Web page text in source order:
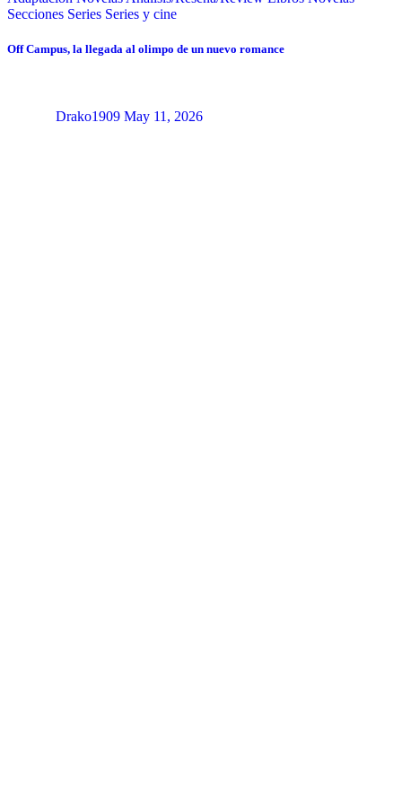
Secciones Series Series y cine
Off Campus, la llegada al olimpo de un nuevo romance
Drako1909 May 11, 2026